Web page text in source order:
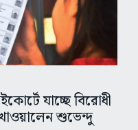
যাচ্ছে বিরোধী
শুভেন্দু